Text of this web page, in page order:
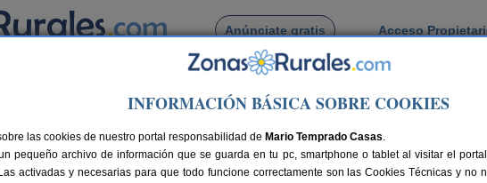
Anúnciate gratis Acceso
Busca por pueblo
cerca de Helgueras
INFORMACIÓN BÁSICA SOBRE COOKIES
las cookies de nuestro portal responsabilidad de Mario Temprado Casas.
pequeño archivo de información que se guarda en tu pc, smartphone o tablet al visitar el
activadas y necesarias para que todo funcione correctamente son las Cookies Técnicas y no